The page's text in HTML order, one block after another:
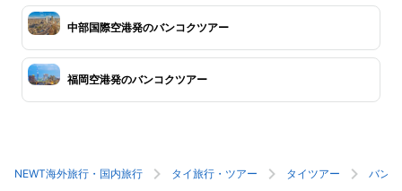
中部国際空港発のバンコクツアー
福岡空港発のバンコクツアー
NEWT海外旅行・国内旅行 タイ旅行・ツアー タイツアー バン